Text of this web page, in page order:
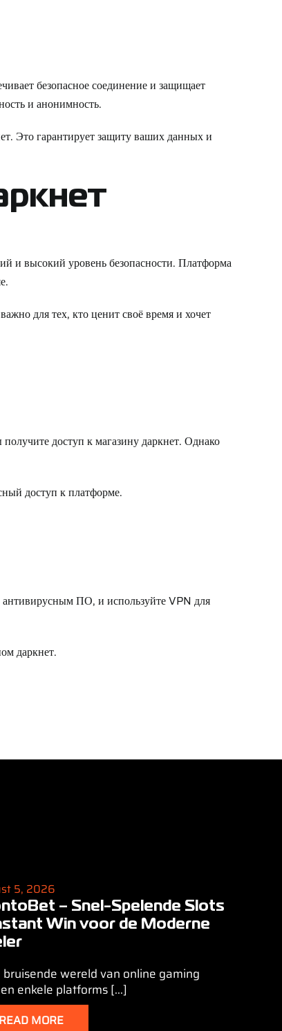
безопасное соединение и защищает
и анонимность.
. Это гарантирует защиту ваших данных и
и высокий уровень безопасности. Платформа
для тех, кто ценит своё время и хочет
доступ к магазину даркнет. Однако
доступ к платформе.
антивирусным ПО, и используйте VPN для
даркнет.
5, 2026
– Snel‑Spelende Slots
Win voor de Moderne
bruisende wereld van online gaming
enkele platforms [...]
READ MORE